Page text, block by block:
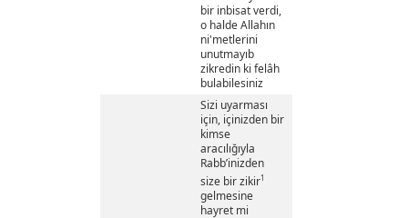
bir inbisat verdi,
o halde Allahın
ni'metlerini
unutmayıb
zikredin ki felâh
bulabilesiniz
Sizi uyarması
için, içinizden bir
kimse
aracılığıyla
Rabb’inizden
size bir zikir1
gelmesine
hayret mi